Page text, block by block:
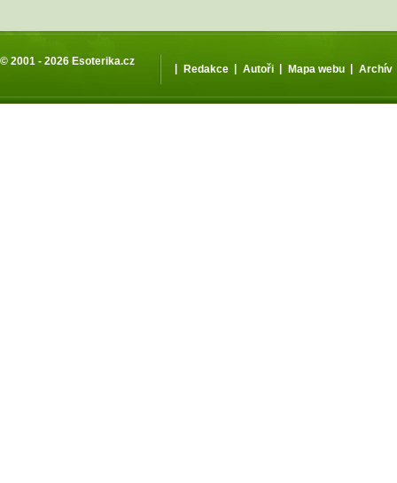
© 2001 - 2026 Esoterika.cz
| Redakce | Autoři | Mapa webu | Archív